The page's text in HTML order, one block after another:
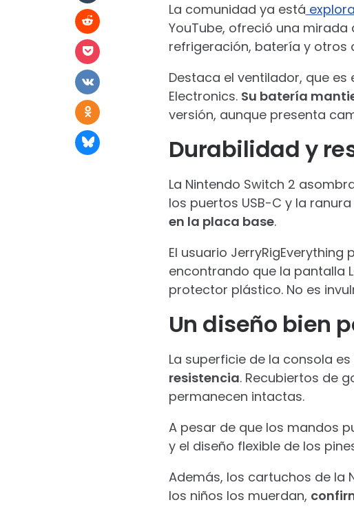
La comunidad ya está
YouTube, ofreció una
refrigeración, batería y otros
Destaca el ventilador, que
Electronics. Su batería
versión, aunque presenta
Durabilidad y
La Nintendo Switch 2
los puertos USB-C y la
en la placa base.
El usuario
encontrando que la pantalla
protector plástico. No es
Un diseño bien
La superficie de la consola
resistencia. Recubiertos de
permanecen intactas.
A pesar de que los mandos
y el diseño flexible de los
Además, los cartuchos de la
los niños los muerdan,